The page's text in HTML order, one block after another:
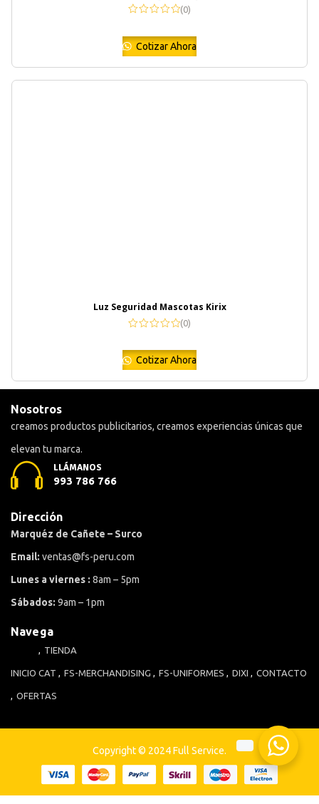
(0)
Cotizar Ahora
Luz Seguridad Mascotas Kirix
(0)
Cotizar Ahora
Nosotros
creamos productos publicitarios, creamos experiencias únicas que
elevan tu marca.
LLÁMANOS
993 786 766
Dirección
Marquéz de Cañete – Surco
Email: ventas@fs-peru.com
Lunes a viernes : 8am – 5pm
Sábados: 9am – 1pm
Navega
INICIO
TIENDA
CAT FS-MERCHANDISING FS-UNIFORMES DIXI CONTACTO
OFERTAS
Copyright © 2024 Full Service.